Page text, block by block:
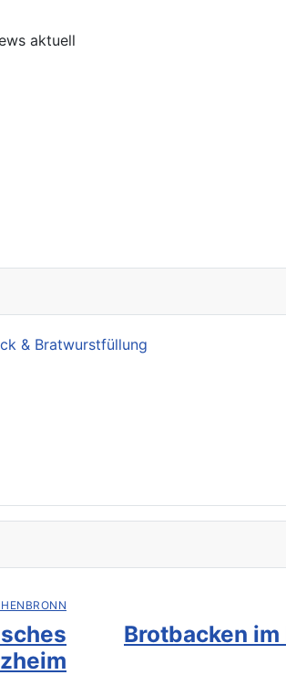
aktuell
& Bratwurstfüllung
Brotbacken im